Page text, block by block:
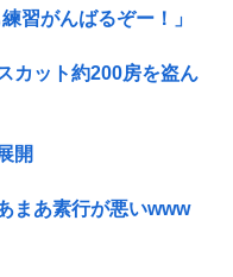
習がんばるぞー！」
カット約200房を盗ん
開
まあ素行が悪いwww